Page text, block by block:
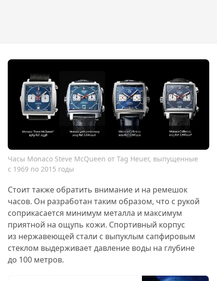
Часы Monaco Steve McQueen от Tag Heuer, выпущенные
с 1969 по 2015 годы
Стоит также обратить внимание и на ремешок
часов. Он разработан таким образом, что с рукой
соприкасается минимум металла и максимум
приятной на ощупь кожи. Спортивный корпус
из нержавеющей стали с выпуклым сапфировым
стеклом выдерживает давление воды на глубине
до 100 метров.